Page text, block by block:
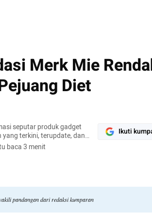
Merk Mie
Diet
seputar produk gadget
terkini, terupdate, dan
baca 3 menit
Ikuti
pandangan dari redaksi kumparan